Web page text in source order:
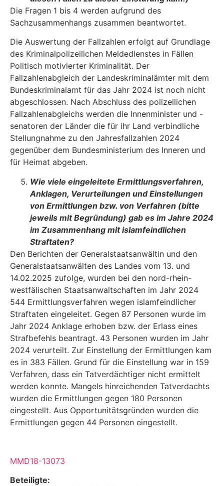
Die Fragen 1 bis 4 werden aufgrund des
Sachzusammenhangs zusammen beantwortet.
Die Auswertung der Fallzahlen erfolgt auf Grundlage
des Kriminalpolizeilichen Meldediens­tes in Fällen
Politisch motivierter Kriminalität. Der
Fallzahlenabgleich der Landeskriminaläm­ter mit dem
Bundeskriminalamt für das Jahr 2024 ist noch nicht
abgeschlossen. Nach Ab­schluss des polizeilichen
Fallzahlenabgleichs werden die Innenminister und -
senatoren der Länder die für ihr Land verbindliche
Stellungnahme zu den Jahresfallzahlen 2024
gegenüber dem Bundesministerium des Inneren und
für Heimat abgeben.
Wie viele eingeleitete Ermittlungsverfahren,
Anklagen, Verurteilungen und Ein­stellungen
von Ermittlungen bzw. von Verfahren (bitte
jeweils mit Begründung) gab es im Jahre 2024
im Zusammenhang mit islamfeindlichen
Straftaten?
Den Berichten der Generalstaatsanwältin und den
Generalstaatsanwälten des Landes vom 13. und
14.02.2025 zufolge, wurden bei den nord-rhein-
westfälischen Staatsanwaltschaften im Jahr 2024
544 Ermittlungsverfahren wegen islamfeindlicher
Straftaten eingeleitet. Gegen 87 Personen wurde im
Jahr 2024 Anklage erhoben bzw. der Erlass eines
Strafbefehls bean­tragt. 43 Personen wurden im Jahr
2024 verurteilt. Zur Einstellung der Ermittlungen kam
es in 383 Fällen. Grund für die Einstellung war in 159
Verfahren, dass ein Tatverdächtiger nicht ermittelt
werden konnte. Mangels hinreichenden Tatverdachts
wurden die Ermittlungen ge­gen 180 Personen
eingestellt. Aus Opportunitätsgründen wurden die
Ermittlungen gegen 44 Personen eingestellt.
MMD18-13073
Beteiligte: